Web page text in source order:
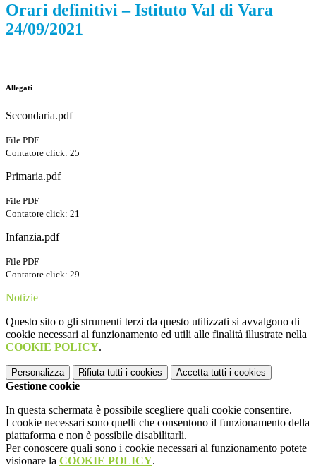
Orari definitivi – Istituto Val di Vara
24/09/2021
Allegati
Secondaria.pdf
File PDF
Contatore click: 25
Primaria.pdf
File PDF
Contatore click: 21
Infanzia.pdf
File PDF
Contatore click: 29
Notizie
Questo sito o gli strumenti terzi da questo utilizzati si avvalgono di
cookie necessari al funzionamento ed utili alle finalità illustrate nella
COOKIE POLICY.
Personalizza Rifiuta tutti i cookies Accetta tutti i cookies
Gestione cookie
In questa schermata è possibile scegliere quali cookie consentire.
I cookie necessari sono quelli che consentono il funzionamento della
piattaforma e non è possibile disabilitarli.
Per conoscere quali sono i cookie necessari al funzionamento potete
visionare la COOKIE POLICY.